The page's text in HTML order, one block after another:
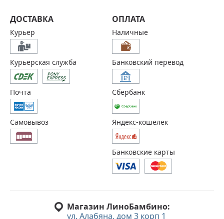
Магазин ЛиноБамбино:
ул. Алабяна, дом 3 корп 1
ДОСТАВКА
Курьер
Курьерская служба
Почта
Самовывоз
ОПЛАТА
Наличные
Банковский перевод
Сбербанк
Яндекс-кошелек
Банковские карты